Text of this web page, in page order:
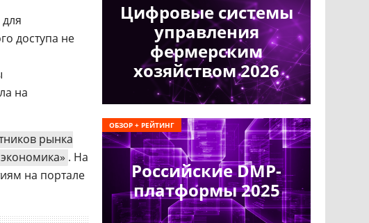
доступа не
на
рынка
. На
на портале
Цифровые системы
управления
фермерским
хозяйством 2026
Российские DMP-
платформы 2025
ОБЗОР + РЕЙТИНГ